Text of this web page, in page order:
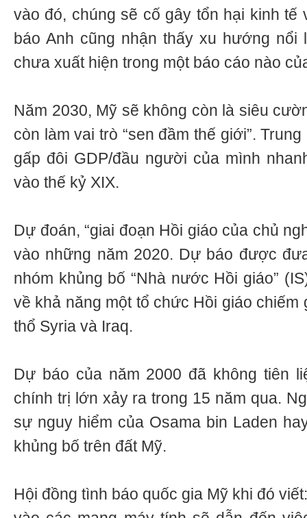
vào đó, chúng sẽ cố gây tổn hại kinh tế
báo Anh cũng nhận thấy xu hướng nổi
chưa xuất hiện trong một báo cáo nào
Năm 2030, Mỹ sẽ không còn là siêu
còn làm vai trò “sen đầm thế giới”.
gấp đôi GDP/đầu người của mình
vào thế kỷ XIX.
Dự đoán, “giai đoạn Hồi giáo của chủ
vào những năm 2020. Dự báo được
nhóm khủng bố “Nhà nước Hồi giáo”
về khả năng một tổ chức Hồi giáo
thổ Syria và Iraq.
Dự báo của năm 2000 đã không tiên
chính trị lớn xảy ra trong 15 năm qua.
sự nguy hiểm của Osama bin Laden
khủng bố trên đất Mỹ.
Hội đồng tình báo quốc gia Mỹ khi đó